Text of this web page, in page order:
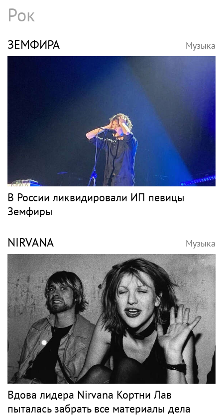
Сооснователь логопедической сети
НЕСЧАСТНЫЙ СЛУЧАЙ Музыка
Несчастный случай или чужие руки: СК
сузил загадку Усольцевых до двух версий
Рок
ЗЕМФИРА Музыка